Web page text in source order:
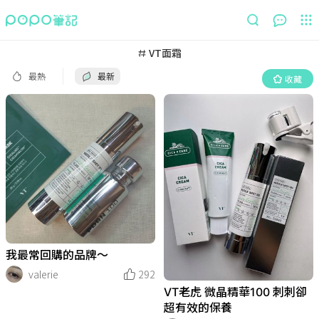
VT面霜
最熱 最新 收藏
收藏
我最常回購的品牌～
valerie
292
VT老虎 微晶精華100 刺刺卻
超有效的保養